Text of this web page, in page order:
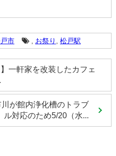
市 , お祭り , 松戸駅
一軒家を改装したカフェ
が館内浄化槽のトラブ
ル対応のため5/20（水...